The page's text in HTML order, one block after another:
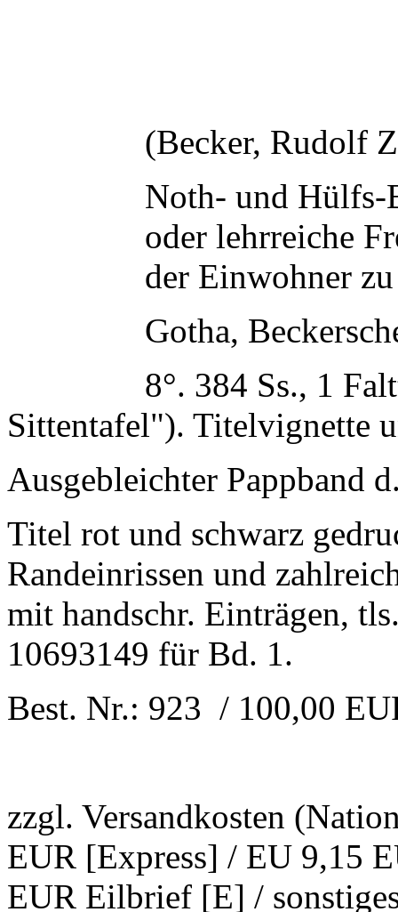
(Becker, Rudolf
Noth- und Hülfs-
oder lehrreiche
der Einwohner
Gotha,
8°. 384 Ss., 1
Sittentafel"). Titelvignette
Ausgebleichter Pappband
Titel rot und schwarz
Randeinrissen und
mit handschr. Einträgen,
10693149 für Bd. 1.
Best. Nr.: 923 / 100,00
zzgl. Versandkosten
EUR [Express] / EU 9,15
EUR Eilbrief [E] /